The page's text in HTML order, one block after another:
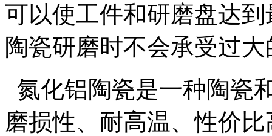
可以使工件和研磨盘达
陶瓷研磨时不会承受过
氮化铝陶瓷是一种陶瓷
磨损性、耐高温、性价